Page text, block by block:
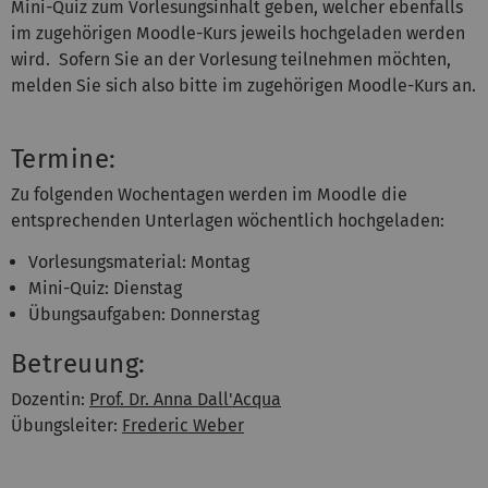
Mini-Quiz zum Vorlesungsinhalt geben, welcher ebenfalls
im zugehörigen Moodle-Kurs jeweils hochgeladen werden
wird. Sofern Sie an der Vorlesung teilnehmen möchten,
melden Sie sich also bitte im zugehörigen Moodle-Kurs an.
Termine:
Zu folgenden Wochentagen werden im Moodle die
entsprechenden Unterlagen wöchentlich hochgeladen:
Vorlesungsmaterial: Montag
Mini-Quiz: Dienstag
Übungsaufgaben: Donnerstag
Betreuung:
Dozentin: Prof. Dr. Anna Dall'Acqua
Übungsleiter: Frederic Weber